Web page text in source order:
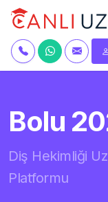
Bolu
Diş Hekimliği
Platformu